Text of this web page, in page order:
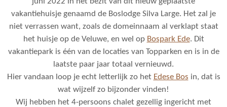
vakantiehuisje genaamd de Boslodge Silva Large. Het zal je
niet verrassen want, zoals de domeinnaam al verklapt staat
het huisje op de Veluwe, en wel op Bospark Ede. Dit
vakantiepark is één van de locaties van Topparken en is in de
laatste paar jaar totaal vernieuwd.
Hier vandaan loop je echt letterlijk zo het Edese Bos in, dat is
wat wijzelf zo bijzonder vinden!
Wij hebben het 4-persoons chalet gezellig ingericht met